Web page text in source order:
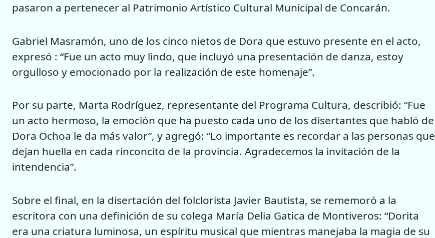
pasaron a pertenecer al Patrimonio Artístico Cultural Municipal de Concarán.
Gabriel Masramón, uno de los cinco nietos de Dora que estuvo presente en el acto,
expresó : “Fue un acto muy lindo, que incluyó una presentación de danza, estoy
orgulloso y emocionado por la realización de este homenaje”.
Por su parte, Marta Rodríguez, representante del Programa Cultura, describió: “Fue
un acto hermoso, la emoción que ha puesto cada uno de los disertantes que habló de
Dora Ochoa le da más valor”, y agregó: “Lo importante es recordar a las personas que
dejan huella en cada rinconcito de la provincia. Agradecemos la invitación de la
intendencia”.
Sobre el final, en la disertación del folclorista Javier Bautista, se rememoró a la
escritora con una definición de su colega María Delia Gatica de Montiveros: “Dorita
era una criatura luminosa, un espíritu musical que mientras manejaba la magia de su